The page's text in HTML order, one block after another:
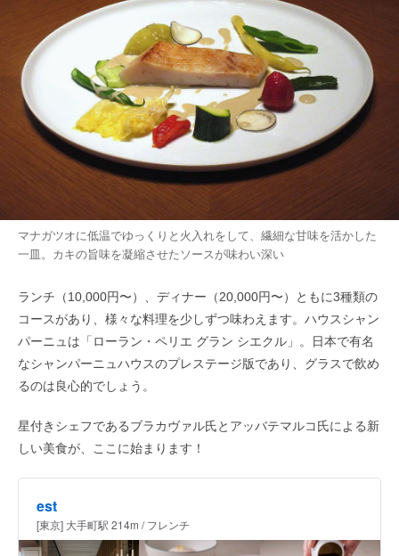
マナガツオに低温でゆっくりと火入れをして、繊細な甘味を活かした
一皿。カキの旨味を凝縮させたソースが味わい深い
ランチ（10,000円〜）、ディナー（20,000円〜）ともに3種類の
コースがあり、様々な料理を少しずつ味わえます。ハウスシャン
パーニュは「ローラン・ペリエ グラン シエクル」。日本で有名
なシャンパーニュハウスのプレステージ版であり、グラスで飲め
るのは良心的でしょう。
星付きシェフであるブラカヴァル氏とアッバテマルコ氏による新
しい美食が、ここに始まります！
est
[東京] 大手町駅 214m / フレンチ